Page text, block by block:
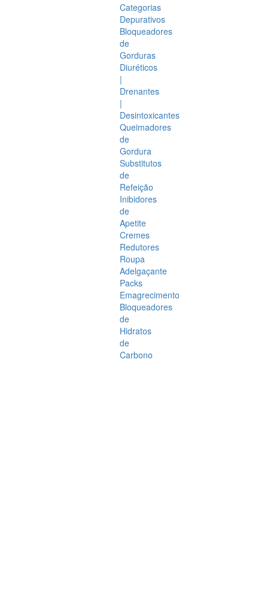
Categorias
Depurativos
Bloqueadores
de
Gorduras
Diuréticos
|
Drenantes
|
Desintoxicantes
Queimadores
de
Gordura
Substitutos
de
Refeição
Inibidores
de
Apetite
Cremes
Redutores
Roupa
Adelgaçante
Packs
Emagrecimento
Bloqueadores
de
Hidratos
de
Carbono